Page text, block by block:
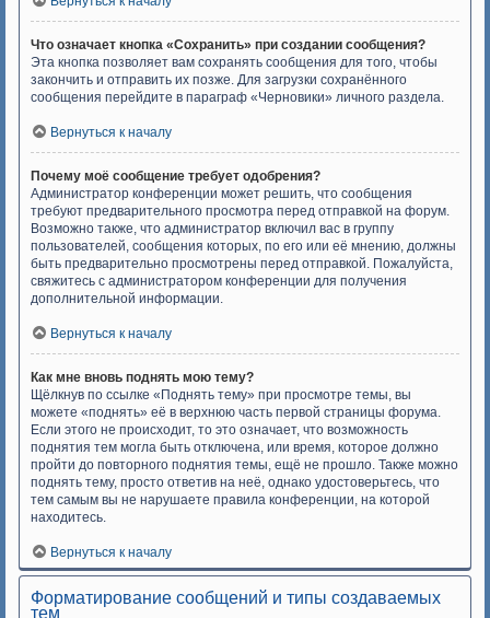
Что означает кнопка «Сохранить» при создании сообщения?
Эта кнопка позволяет вам сохранять сообщения для того, чтобы
закончить и отправить их позже. Для загрузки сохранённого
сообщения перейдите в параграф «Черновики» личного раздела.
Вернуться к началу
Почему моё сообщение требует одобрения?
Администратор конференции может решить, что сообщения
требуют предварительного просмотра перед отправкой на форум.
Возможно также, что администратор включил вас в группу
пользователей, сообщения которых, по его или её мнению, должны
быть предварительно просмотрены перед отправкой. Пожалуйста,
свяжитесь с администратором конференции для получения
дополнительной информации.
Вернуться к началу
Как мне вновь поднять мою тему?
Щёлкнув по ссылке «Поднять тему» при просмотре темы, вы
можете «поднять» её в верхнюю часть первой страницы форума.
Если этого не происходит, то это означает, что возможность
поднятия тем могла быть отключена, или время, которое должно
пройти до повторного поднятия темы, ещё не прошло. Также можно
поднять тему, просто ответив на неё, однако удостоверьтесь, что
тем самым вы не нарушаете правила конференции, на которой
находитесь.
Вернуться к началу
Форматирование сообщений и типы создаваемых
тем